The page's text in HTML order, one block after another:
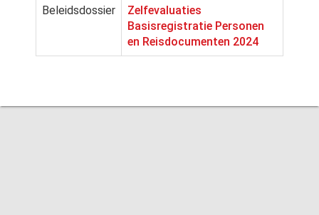
Beleidsdossier
Zelfevaluaties
Basisregistratie Personen
en Reisdocumenten 2024